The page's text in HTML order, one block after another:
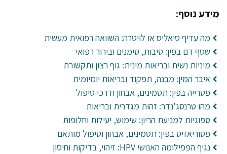
מידע נוסף:
מה עדיף סיאליס או לויטרה: השוואה רפואית מעשית
שטף דם בפין: סיבות, סימנים ובירור רפואי
מיניות נשית ובריאות מינית: גוף רצון ותקשורת
איבר המין: מבנה, תפקוד ובריאות יומיומית
פטרייה בפין: תסמינים, אבחון ודרכי טיפול
מהו טרנסג'נדר: זהות מגדרית ובריאות
ספוגיות למניעת הריון: שימוש, יעילות וחלופות
פסוריאזיס בפין: תסמינים, אבחון וטיפול מותאם
נגיף הפפילומה האנושי HPV: זיהוי, בדיקות וחיסון